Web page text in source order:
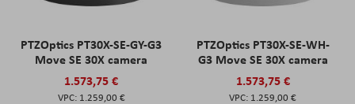
PTZOptics PT30X-SE-GY-G3
Move SE 30X camera
1.573,75 €
1.259,00 €
PTZOptics PT30X-SE-WH-
G3 Move SE 30X camera
1.573,75 €
1.259,00 €